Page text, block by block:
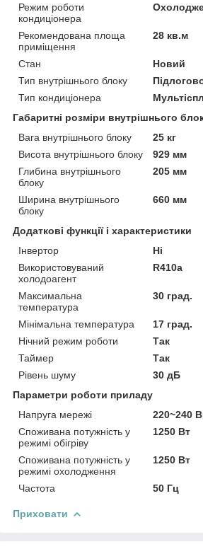
Режим роботи
кондиціонера
Рекомендована площа
приміщення
28 кв.м
Стан
Новий
Тип внутрішнього блоку
Тип кондиціонера
Габаритні розміри внутрішнього
Вага внутрішнього блоку
25 кг
Висота внутрішнього блоку
929 мм
Глибина внутрішнього
блоку
205 мм
Ширина внутрішнього
блоку
660 мм
Додаткові функції і характеристики
Інвертор
Ні
Використовуваний
холодоагент
R410a
Максимальна
температура
30 град.
Мінімальна температура
17 град.
Нічний режим роботи
Так
Таймер
Так
Рівень шуму
30 дБ
Параметри роботи приладу
Напруга мережі
220~240 В
Споживана потужність у
режимі обігріву
1250 Вт
Споживана потужність у
режимі охолодження
1250 Вт
Частота 50 Гц
Приховати